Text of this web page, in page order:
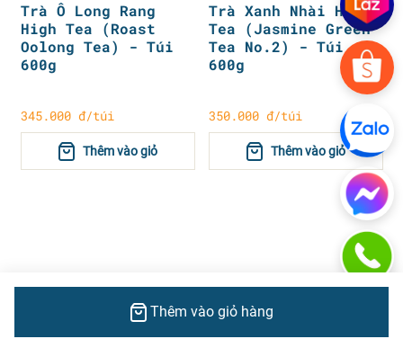
Trà Ô Long Rang
High Tea (Roast
Oolong Tea) - Túi
600g
345.000 đ/túi
Thêm vào giỏ
Trà Xanh Nhài High
Tea (Jasmine Green
Tea No.2) - Túi
600g
350.000 đ/túi
Thêm vào giỏ
Thêm vào giỏ hàng